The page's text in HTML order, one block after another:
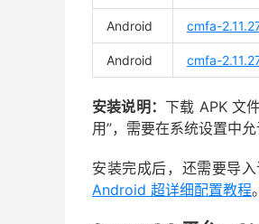
Android cmfa-
Android cmfa-
安装说明： 下载 APK 文
用”，需要在系统设置中
安装完成后，还需要导
Android 超详细配置教程。